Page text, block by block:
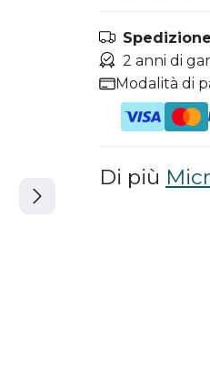
2 anni di
Modalità di
Di più